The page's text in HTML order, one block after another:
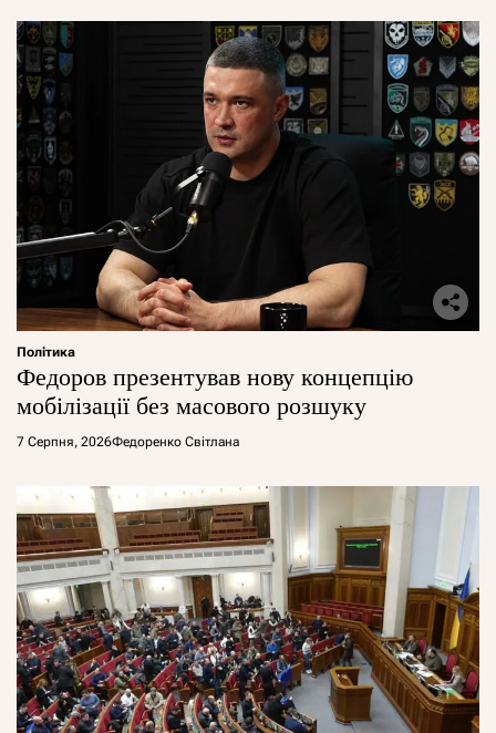
Політика
Федоров презентував нову концепцію
мобілізації без масового розшуку
7 Серпня, 2026Федоренко Світлана